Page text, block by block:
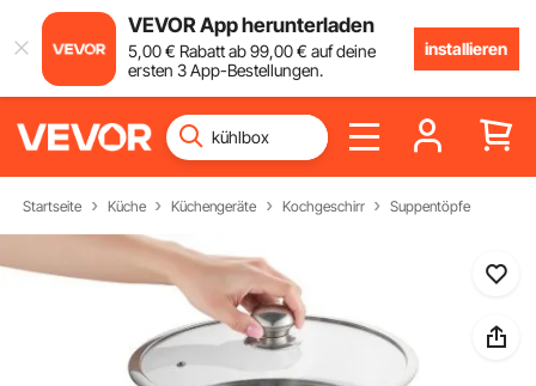
VEVOR App herunterladen
5,00€ Rabatt ab99,00€ auf deine
ersten 3 App-Bestellungen.
installieren
Startseite Küche Küchengeräte Kochgeschirr Suppentöpfe